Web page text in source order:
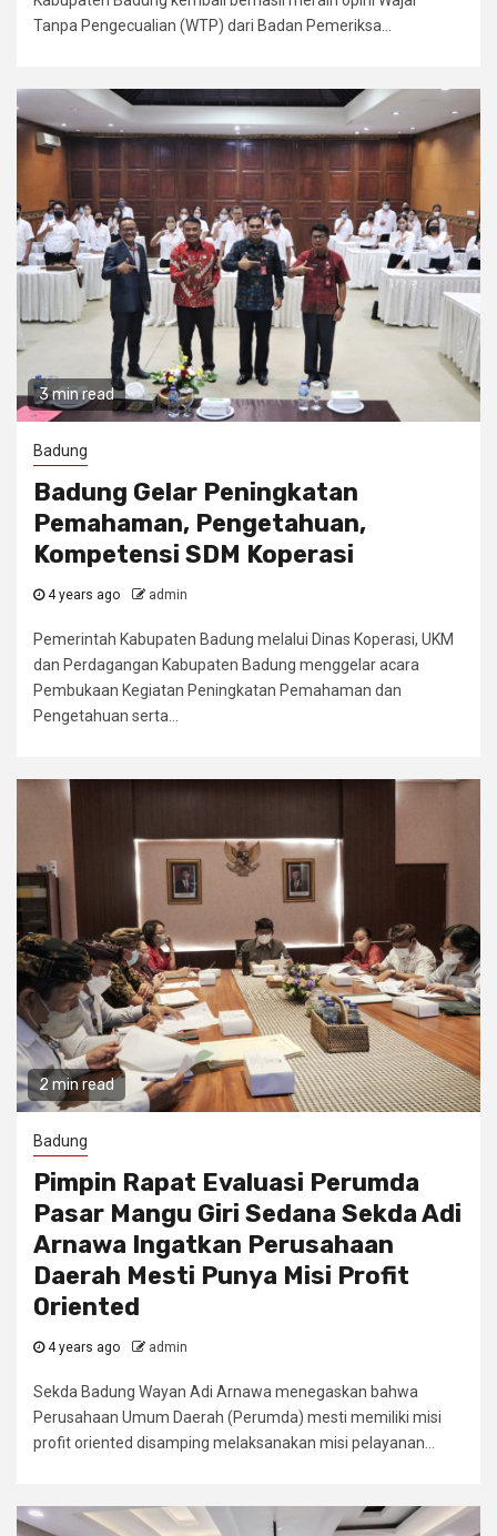
Tanpa Pengecualian (WTP) dari Badan Pemeriksa...
3 min read
Badung
Badung Gelar Peningkatan
Pemahaman, Pengetahuan,
Kompetensi SDM Koperasi
4 years ago admin
Pemerintah Kabupaten Badung melalui Dinas Koperasi, UKM
dan Perdagangan Kabupaten Badung menggelar acara
Pembukaan Kegiatan Peningkatan Pemahaman dan
Pengetahuan serta...
2 min read
Badung
Pimpin Rapat Evaluasi Perumda
Pasar Mangu Giri Sedana Sekda Adi
Arnawa Ingatkan Perusahaan
Daerah Mesti Punya Misi Profit
Oriented
4 years ago admin
Sekda Badung Wayan Adi Arnawa menegaskan bahwa
Perusahaan Umum Daerah (Perumda) mesti memiliki misi
profit oriented disamping melaksanakan misi pelayanan...